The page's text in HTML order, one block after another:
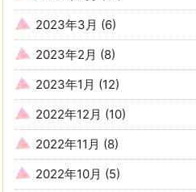
2023年3月 (6)
2023年2月 (8)
2023年1月 (12)
2022年12月 (10)
2022年11月 (8)
2022年10月 (5)